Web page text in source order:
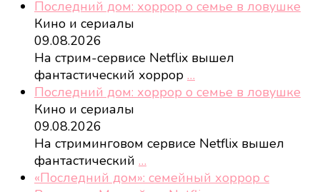
Последний дом: хоррор о семье в ловушке
Кино и сериалы
09.08.2026
На стрим-сервисе Netflix вышел
фантастический хоррор …
Последний дом: хоррор о семье в ловушке
Кино и сериалы
09.08.2026
На стриминговом сервисе Netflix вышел
фантастический …
«Последний дом»: семейный хоррор с